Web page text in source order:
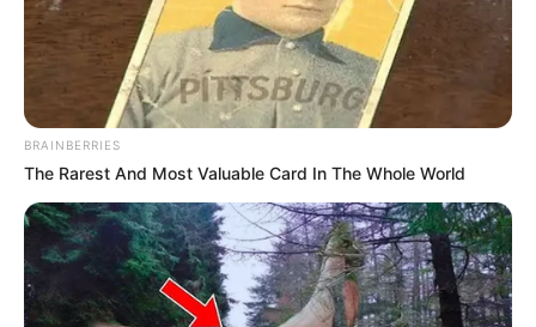
Das Schloss in dem Charlotte von Stein
wohnte, Johann Wolfgang von Goethes
große Liebe, mit romantischem Park und
Liebhabertheater.
Luisenturm in Großkochberg
Bereits 1890 wurde oberhalb vom Schloss
Kochberg ein Aussichtsturm erbaut, der mit
seinem historischen Aussehen und seiner
Rundumsicht ein lohnendes Wanderziel ist.
BRAINBERRIES
The Rarest And Most Valuable Card In The Whole World